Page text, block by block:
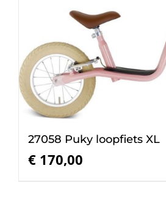
27058 Puky loopfiets XL
€ 170,00